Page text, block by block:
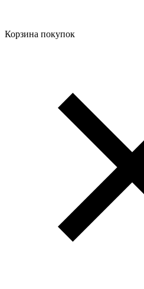
Корзина покупок